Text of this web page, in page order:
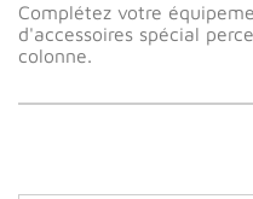
Complétez votre
d'accessoires spécial
colonne.